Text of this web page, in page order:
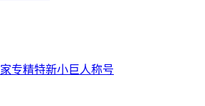
专精特新小巨人称号